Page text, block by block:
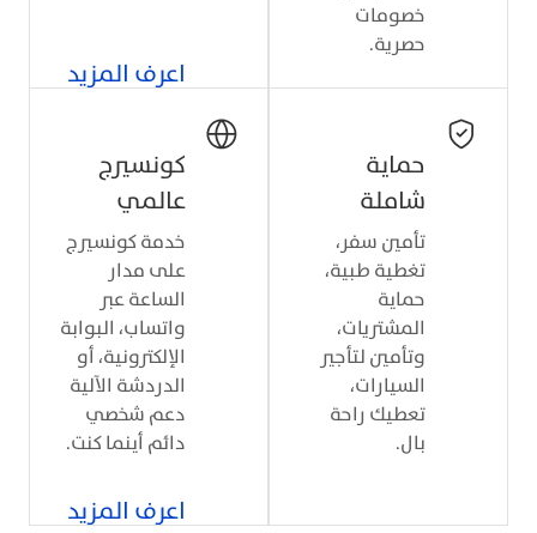
خصومات
حصرية.
اعرف المزيد
حماية
شاملة
تأمين سفر،
تغطية طبية،
حماية
المشتريات،
وتأمين لتأجير
السيارات،
تعطيك راحة
بال.
كونسيرج
عالمي
خدمة كونسيرج
على مدار
الساعة عبر
واتساب، البوابة
الإلكترونية، أو
الدردشة الآلية
دعم شخصي
دائم أينما كنت.
اعرف المزيد